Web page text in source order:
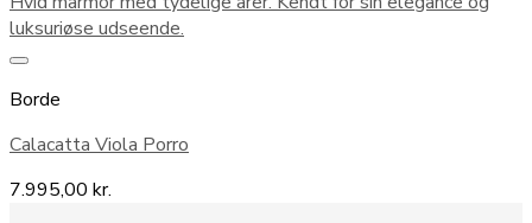
Borde
Calacatta Viola Porro
7.995,00 kr.